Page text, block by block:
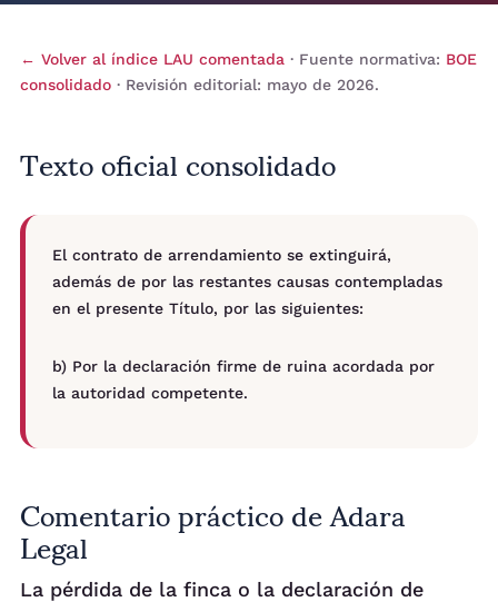
← Volver al índice LAU comentada · Fuente normativa: BOE
consolidado · Revisión editorial: mayo de 2026.
Texto oficial consolidado
El contrato de arrendamiento se extinguirá,
además de por las restantes causas contempladas
en el presente Título, por las siguientes:
b) Por la declaración firme de ruina acordada por
la autoridad competente.
Comentario práctico de Adara
Legal
La pérdida de la finca o la declaración de